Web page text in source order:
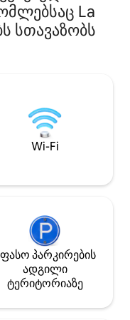
სავალზეა
Ასე რომ, ეს
ამ მომხიბლავი
კოპან‑რიკაში!
La
სთავაზობს
Wi-Fi
პარკირების
ადგილი
ტერიტორიაზე